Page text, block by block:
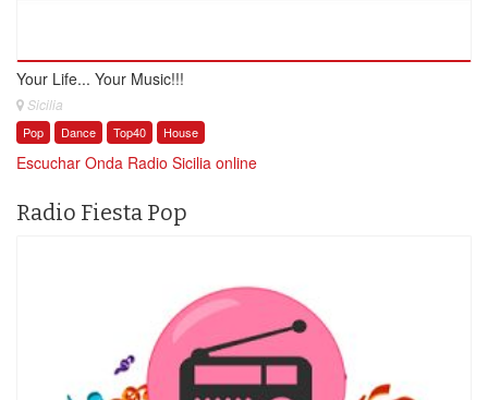
Your Life... Your Music!!!
Sicilia
Pop Dance Top40 House
Escuchar Onda Radio Sicilia online
Radio Fiesta Pop